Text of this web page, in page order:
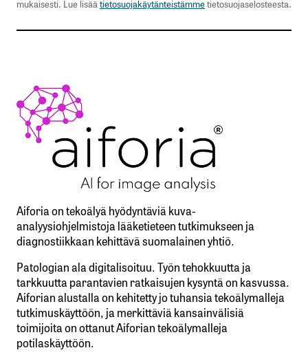
mukaisesti. Lue lisää tietosuojakäytänteistämmetietosuojaselosteesta.
Aiforia on tekoälyä hyödyntäviä kuva-
analyysiohjelmistoja lääketieteen tutkimukseen ja
diagnostiikkaan kehittävä suomalainen yhtiö.
Patologian ala digitalisoituu. Työn tehokkuutta ja
tarkkuutta parantavien ratkaisujen kysyntä on kasvussa.
Aiforian alustalla on kehitetty jo tuhansia tekoälymalleja
tutkimuskäyttöön, ja merkittäviä kansainvälisiä
toimijoita on ottanut Aiforian tekoälymalleja
potilaskäyttöön.